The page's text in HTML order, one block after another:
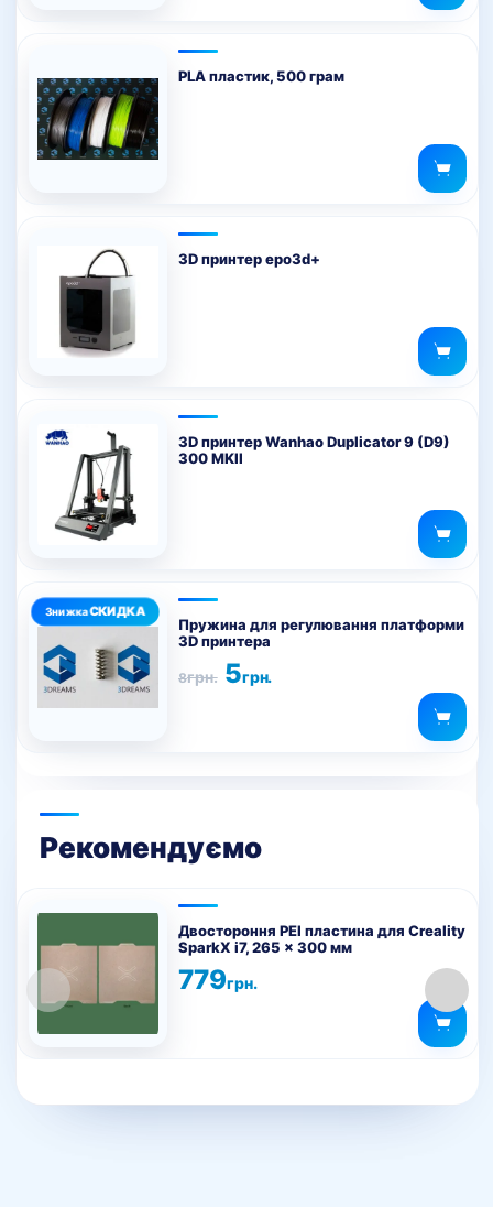
PLA пластик, 500 грам
3D принтер epo3d+
3D принтер Wanhao Duplicator 9 (D9)
300 MKII
Пружина для регулювання платформи
3D принтера
8грн.
Оригінальна
ціна: 5грн.
Поточна
ціна:
Рекомендуємо
Двостороння PEI пластина для Creality
SparkX i7, 265 x 300 мм
779грн.